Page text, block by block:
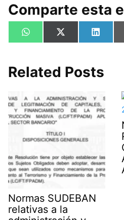
Comparte esta
Compartir
en
W
h
s
A
Compartir
en
X
(
i
t
r
)
en
L
i
e
d
Related Posts
Normas SUDEBAN
relativas a la